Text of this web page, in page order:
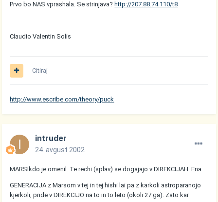
Prvo bo NAS vprashala. Se strinjava? http://207.88.74.110/t8
Claudio Valentin Solis
Citiraj
http://www.escribe.com/theory/puck
intruder
24. avgust 2002
MARSIkdo je omenil. Te rechi (splav) se dogajajo v DIREKCIJAH. Ena
GENERACIJA z Marsom v tej in tej hishi lai pa z karkoli astroparanojo
kjerkoli, pride v DIREKCIJO na to in to leto (okoli 27 ga). Zato kar